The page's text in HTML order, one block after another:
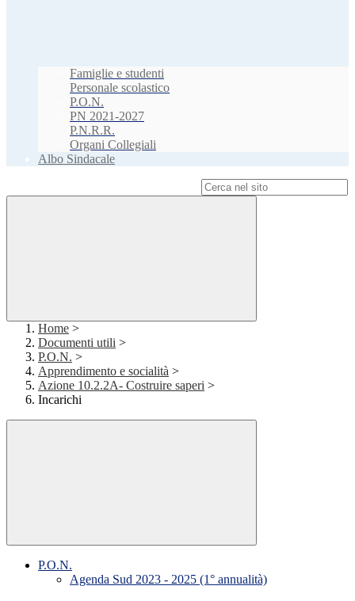
Famiglie e studenti
Personale scolastico
P.O.N.
PN 2021-2027
P.N.R.R.
Organi Collegiali
Albo Sindacale
Home >
Documenti utili >
P.O.N. >
Apprendimento e socialità >
Azione 10.2.2A- Costruire saperi >
Incarichi
P.O.N.
Agenda Sud 2023 - 2025 (1° annualità)